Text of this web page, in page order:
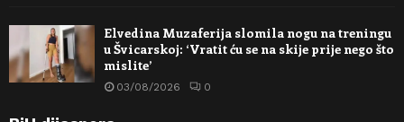
Elvedina Muzaferija slomila nogu na treningu
u Švicarskoj: ‘Vratit ću se na skije prije nego što
mislite’
03/08/2026 0